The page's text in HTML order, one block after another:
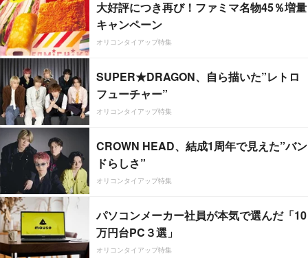
大好評につき再び！ファミマ名物45％増量
キャンペーン
オリコンタイアップ特集
SUPER★DRAGON、自ら描いた”レトロ
フューチャー”
オリコンタイアップ特集
CROWN HEAD、結成1周年で見えた”バン
ドらしさ”
オリコンタイアップ特集
パソコンメーカー社員が本気で選んだ「10
万円台PC３選」
オリコンタイアップ特集